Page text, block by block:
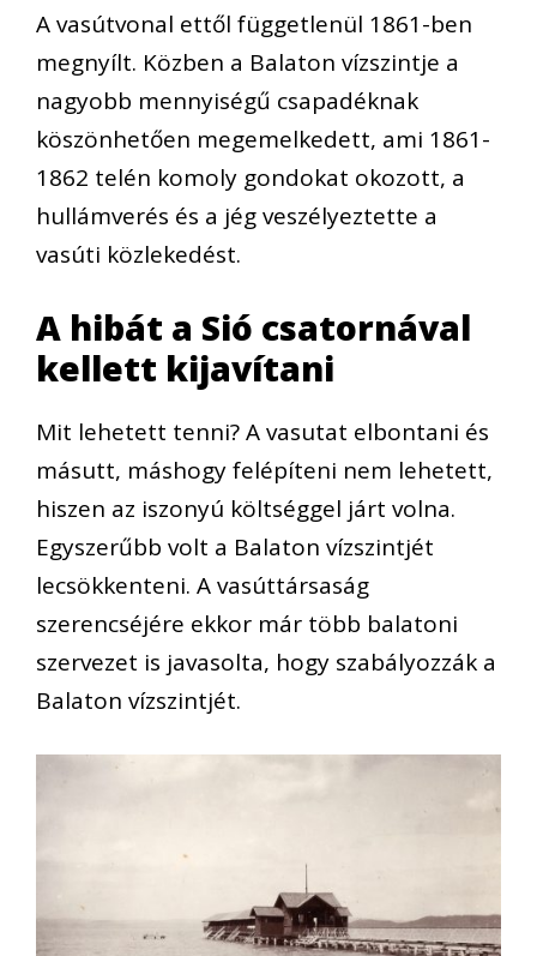
A vasútvonal ettől függetlenül 1861-ben
megnyílt. Közben a Balaton vízszintje a
nagyobb mennyiségű csapadéknak
köszönhetően megemelkedett, ami 1861-
1862 telén komoly gondokat okozott, a
hullámverés és a jég veszélyeztette a
vasúti közlekedést.
A hibát a Sió csatornával
kellett kijavítani
Mit lehetett tenni? A vasutat elbontani és
másutt, máshogy felépíteni nem lehetett,
hiszen az iszonyú költséggel járt volna.
Egyszerűbb volt a Balaton vízszintjét
lecsökkenteni. A vasúttársaság
szerencséjére ekkor már több balatoni
szervezet is javasolta, hogy szabályozzák a
Balaton vízszintjét.